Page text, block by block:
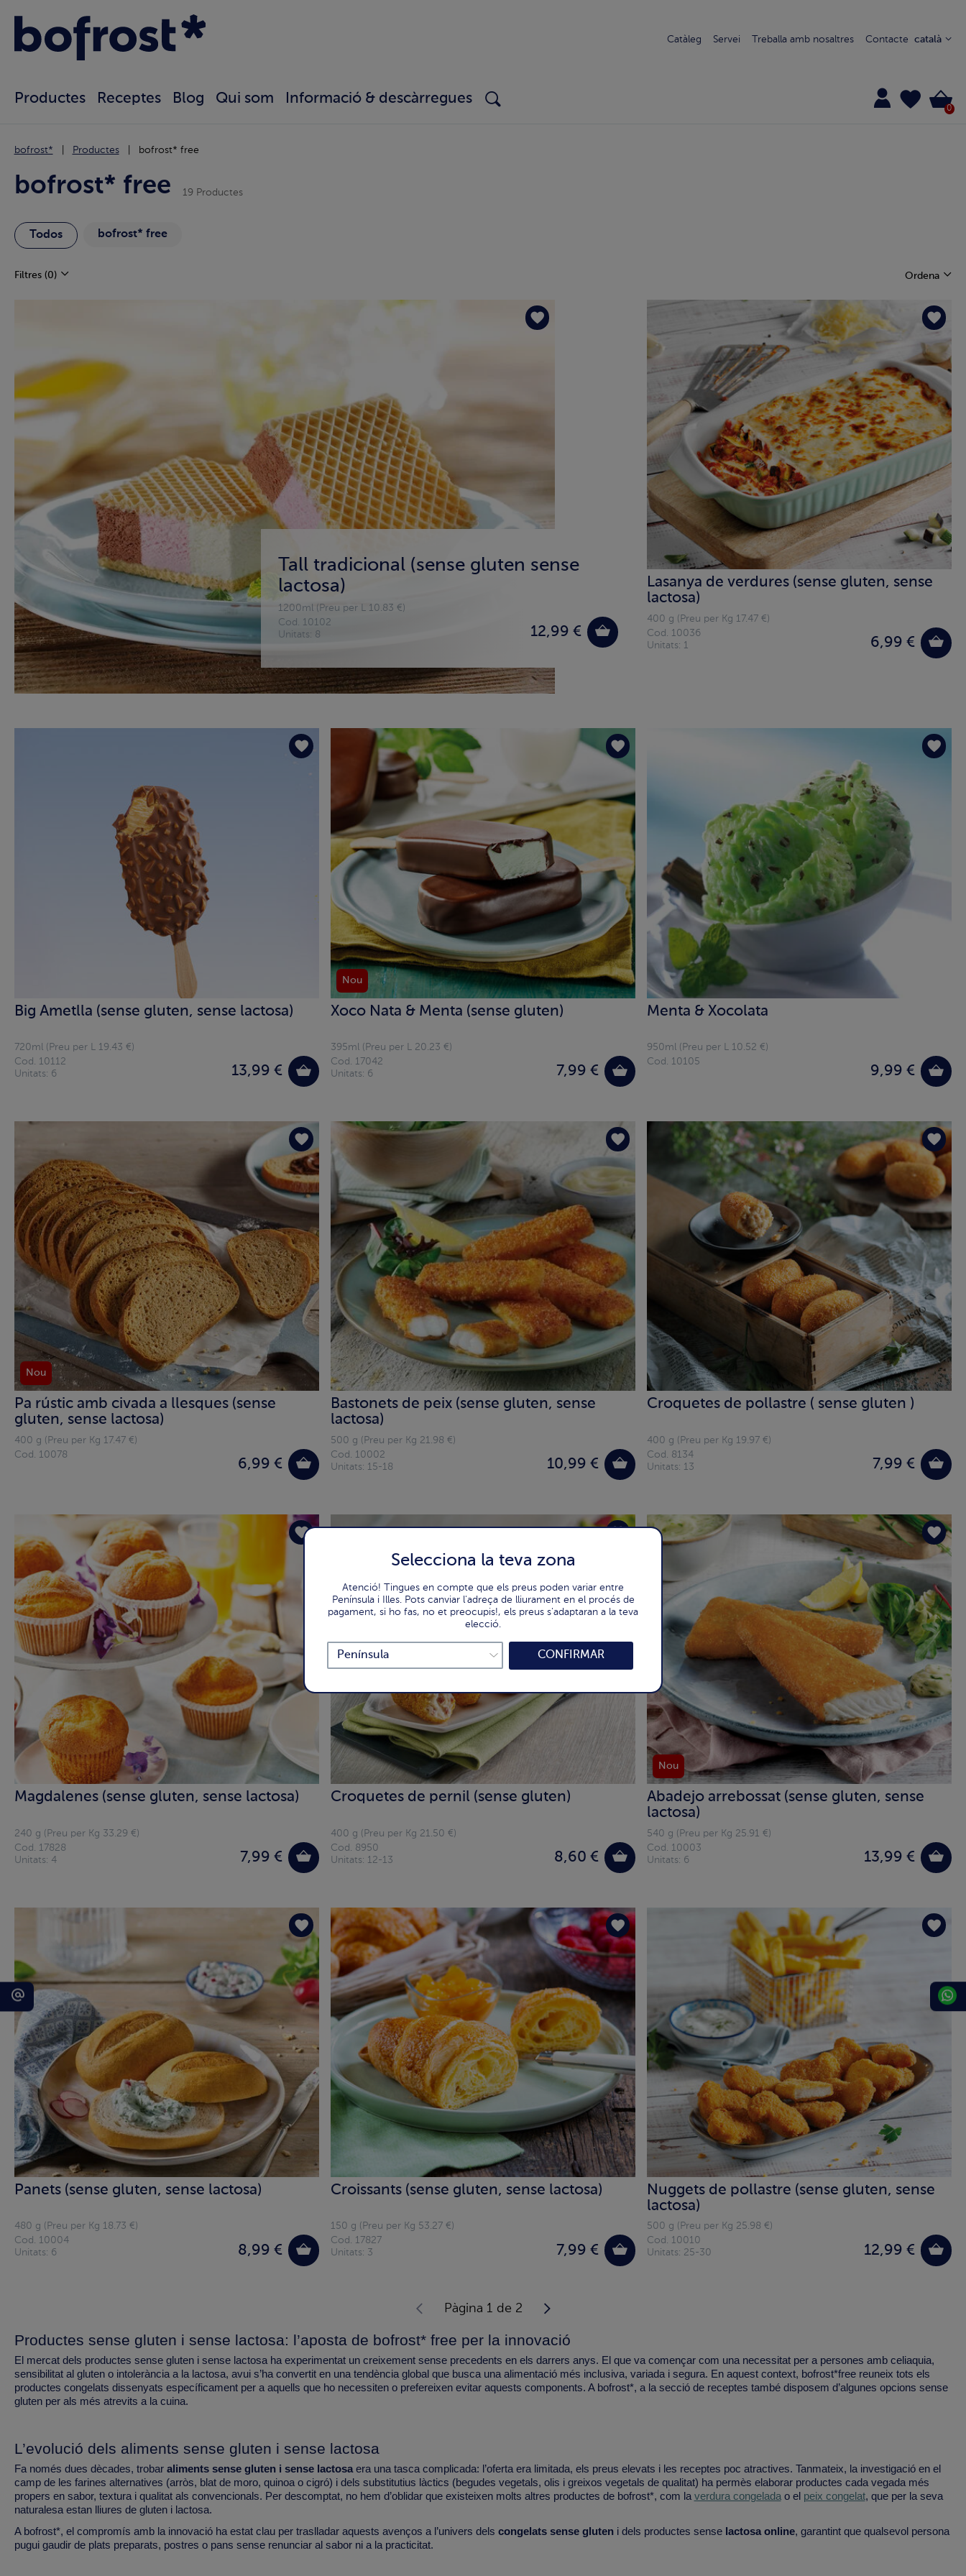
Catàleg Servei Treballa amb nosaltres Contacte català
Productes Receptes Blog Qui som Informació & descàrregues
0
bofrost* Productes bofrost* free
bofrost* free 19 Productes
Todos bofrost* free
Filtres (0) Ordena
Tall tradicional (sense gluten sense
lactosa)
1200ml (Preu per L 10.83 €)
12,99 €
Cod. 10102
Unitats: 8
Lasanya de verdures (sense gluten, sense
lactosa)
400 g (Preu per Kg 17.47 €)
6,99 €
Cod. 10036
Unitats: 1
Big Ametlla (sense gluten, sense lactosa)
720ml (Preu per L 19.43 €)
13,99 €
Cod. 10112
Unitats: 6
Nou
Xoco Nata & Menta (sense gluten)
395ml (Preu per L 20.23 €)
7,99 €
Cod. 17042
Unitats: 6
Menta & Xocolata
950ml (Preu per L 10.52 €)
9,99 €
Cod. 10105
Nou
Pa rústic amb civada a llesques (sense
gluten, sense lactosa)
400 g (Preu per Kg 17.47 €)
6,99 €
Cod. 10078
Bastonets de peix (sense gluten, sense
lactosa)
500 g (Preu per Kg 21.98 €)
10,99 €
Cod. 10002
Unitats: 15-18
Croquetes de pollastre ( sense gluten )
400 g (Preu per Kg 19.97 €)
7,99 €
Cod. 8134
Unitats: 13
Magdalenes (sense gluten, sense lactosa)
240 g (Preu per Kg 33.29 €)
7,99 €
Cod. 17828
Unitats: 4
Croquetes de pernil (sense gluten)
400 g (Preu per Kg 21.50 €)
8,60 €
Cod. 8950
Unitats: 12-13
Nou
Abadejo arrebossat (sense gluten, sense
lactosa)
540 g (Preu per Kg 25.91 €)
13,99 €
Cod. 10003
Unitats: 6
Panets (sense gluten, sense lactosa)
480 g (Preu per Kg 18.73 €)
8,99 €
Cod. 10004
Unitats: 6
Croissants (sense gluten, sense lactosa)
150 g (Preu per Kg 53.27 €)
7,99 €
Cod. 17827
Unitats: 3
Nuggets de pollastre (sense gluten, sense
lactosa)
500 g (Preu per Kg 25.98 €)
12,99 €
Cod. 10010
Unitats: 25-30
Pàgina 1 de 2
Productes sense gluten i sense lactosa: l’aposta de bofrost* free per la innovació
El mercat dels productes sense gluten i sense lactosa ha experimentat un creixement sense precedents en els darrers anys. El que va començar com una necessitat per a persones amb celiaquia,
sensibilitat al gluten o intolerància a la lactosa, avui s’ha convertit en una tendència global que busca una alimentació més inclusiva, variada i segura. En aquest context, bofrost*free reuneix tots els
productes congelats dissenyats específicament per a aquells que ho necessiten o prefereixen evitar aquests components. A bofrost*, a la secció de receptes també disposem d’algunes opcions sense
gluten per als més atrevits a la cuina.
L’evolució dels aliments sense gluten i sense lactosa
Fa només dues dècades, trobar aliments sense gluten i sense lactosaera una tasca complicada: l’oferta era limitada, els preus elevats i les receptes poc atractives. Tanmateix, la investigació en el
camp de les farines alternatives (arròs, blat de moro, quinoa o cigró) i dels substitutius làctics (begudes vegetals, olis i greixos vegetals de qualitat) ha permès elaborar productes cada vegada més
propers en sabor, textura i qualitat als convencionals. Per descomptat, no hem d’oblidar que existeixen molts altres productes de bofrost*, com la verdura congeladao el peix congelat, que per la seva
naturalesa estan lliures de gluten i lactosa.
A bofrost*, el compromís amb la innovació ha estat clau per traslladar aquests avenços a l’univers dels congelats sense gluteni dels productes sense lactosa online, garantint que qualsevol persona
pugui gaudir de plats preparats, postres o pans sense renunciar al sabor ni a la practicitat.
Selecciona la teva zona
Atenció! Tingues en compte que els preus poden variar entre
Península i Illes. Pots canviar l'adreça de lliurament en el procés de
pagament, si ho fas, no et preocupis!, els preus s'adaptaran a la teva
elecció.
CONFIRMAR